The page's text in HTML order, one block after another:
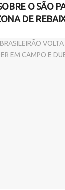
O SÃO
DE